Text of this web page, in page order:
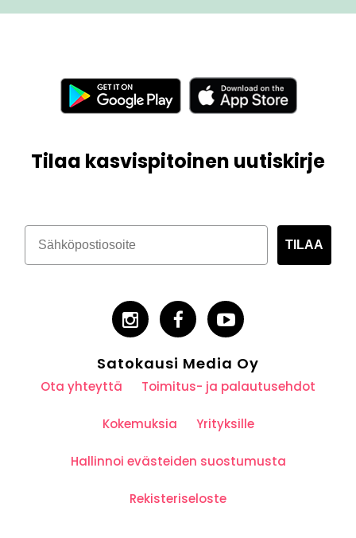
Tilaa kasvispitoinen uutiskirje
TILAA
Satokausi Media Oy
Ota yhteyttä Toimitus- ja palautusehdot
Kokemuksia Yrityksille
Hallinnoi evästeiden suostumusta
Rekisteriseloste